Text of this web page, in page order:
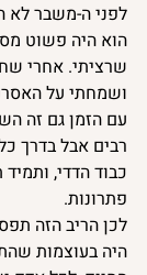
לפני ה-משבר לא
הוא היה פשוט
שרציתי. אחרי
ושמחתי על
עם הזמן גם זה
רבים אבל בדרך
כבוד הדדי,
פתרונות.
לכן הריב הזה
היה בעוצמות